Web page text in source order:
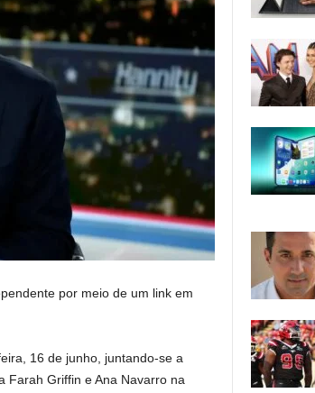
por meio de um link em
16 de junho, juntando-se a
Farah Griffin e Ana Navarro na